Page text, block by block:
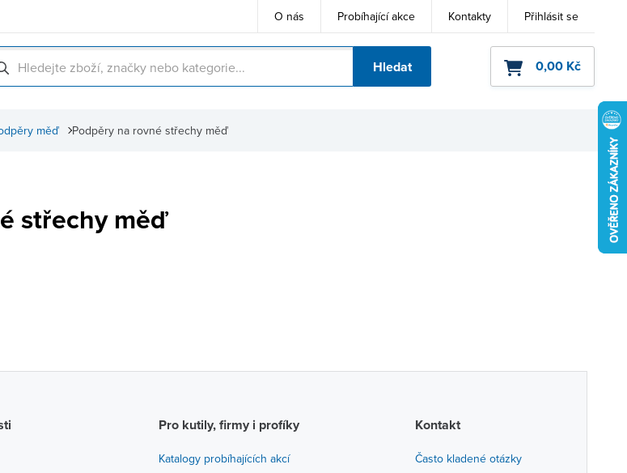
O nás Probíhající akce Kontakty Přihlásit se
Hledat 0,00 Kč
Podpěry na rovné střechy měď
měď
střechy měď
Pro kutily, firmy i profíky
Katalogy probíhajících akcí
Kontakt
Často kladené otázky